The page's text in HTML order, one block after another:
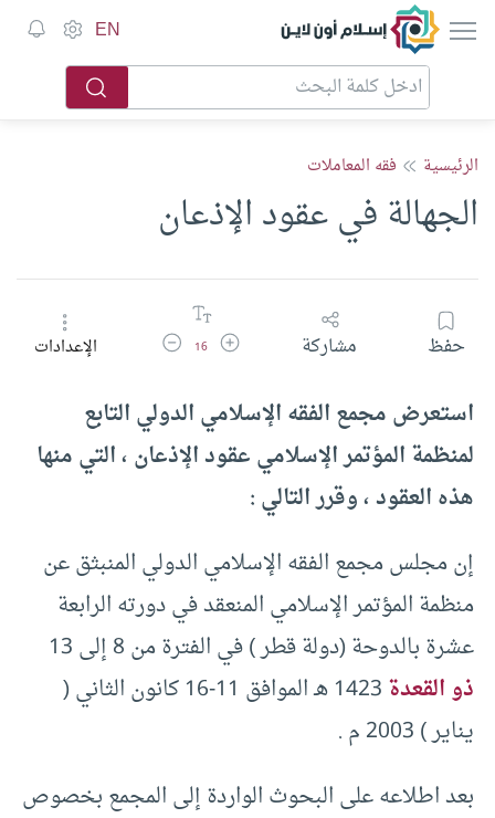
إسلام أون لاين EN
الرئيسية فقه المعاملات
الجهالة في عقود الإذعان
حفظ مشاركة زيادة حجم الخط
16 تقليل حجم الخطالإعدادات
استعرض مجمع الفقه الإسلامي الدولي التابع
لمنظمة المؤتمر الإسلامي عقود الإذعان ، التي منها
هذه العقود ، وقرر التالي :
إن مجلس مجمع الفقه الإسلامي الدولي المنبثق عن
منظمة المؤتمر الإسلامي المنعقد في دورته الرابعة
عشرة بالدوحة (دولة قطر ) في الفترة من 8 إلى 13
ذو القعدة
1423 هـ الموافق 11-16 كانون الثاني (
يناير ) 2003 م .
بعد اطلاعه على البحوث الواردة إلى المجمع بخصوص